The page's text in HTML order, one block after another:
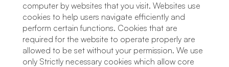
computer by websites that you visit. Websites use
cookies to help users navigate efficiently and
perform certain functions. Cookies that are
required for the website to operate properly are
allowed to be set without your permission. We use
only Strictly necessary cookies which allow core